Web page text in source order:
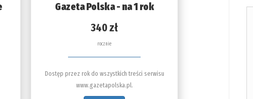
Gazeta Polska - na 1 rok
340 zł
rocznie
Dostęp przez rok do wszystkich treści serwisu
www.gazetapolska.pl.